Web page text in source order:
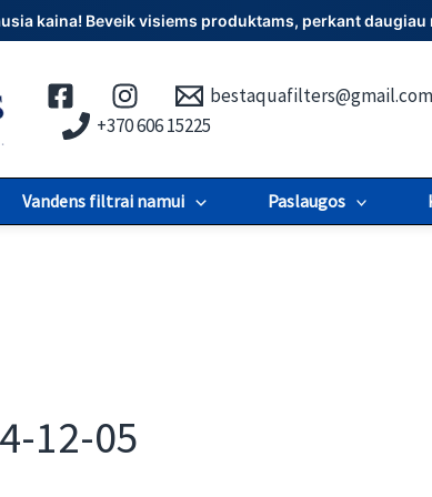
kaina! Beveik visiems produktams, perkant
bestaquafilters@gmail.com
+370 606 15225
Vandens filtrai namui Paslaugos
12-05